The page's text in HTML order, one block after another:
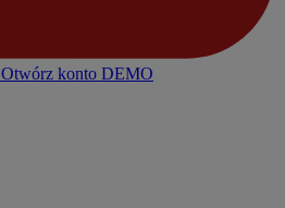
Otwórz konto DEMO